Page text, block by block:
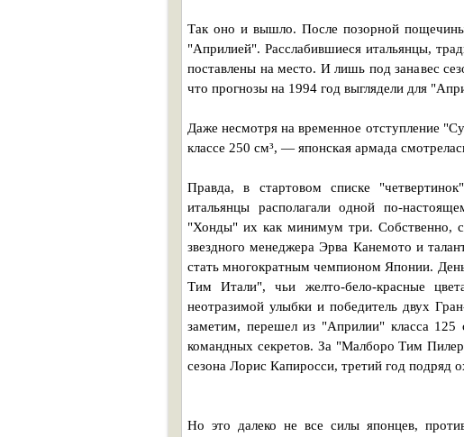
Так оно и вышло. После позорной
"Априлией". Расслабившиеся итальянцы,
поставлены на место. И лишь под занавес
что прогнозы на 1994 год выглядели для
Даже несмотря на временное отступление
классе 250 см³, — японская армада
Правда, в стартовом списке
итальянцы располагали одной по-
"Хонды" их как минимум три. Собственно,
звездного менеджера Эрва Канемото и
стать многократным чемпионом Японии.
Тим Итали", чьи желто-бело-красные
неотразимой улыбки и победитель двух
заметим, перешел из "Априлии" класса 125
командных секретов. За "Малборо Тим
сезона Лорис Капиросси, третий год подряд
Но это далеко не все силы японцев,